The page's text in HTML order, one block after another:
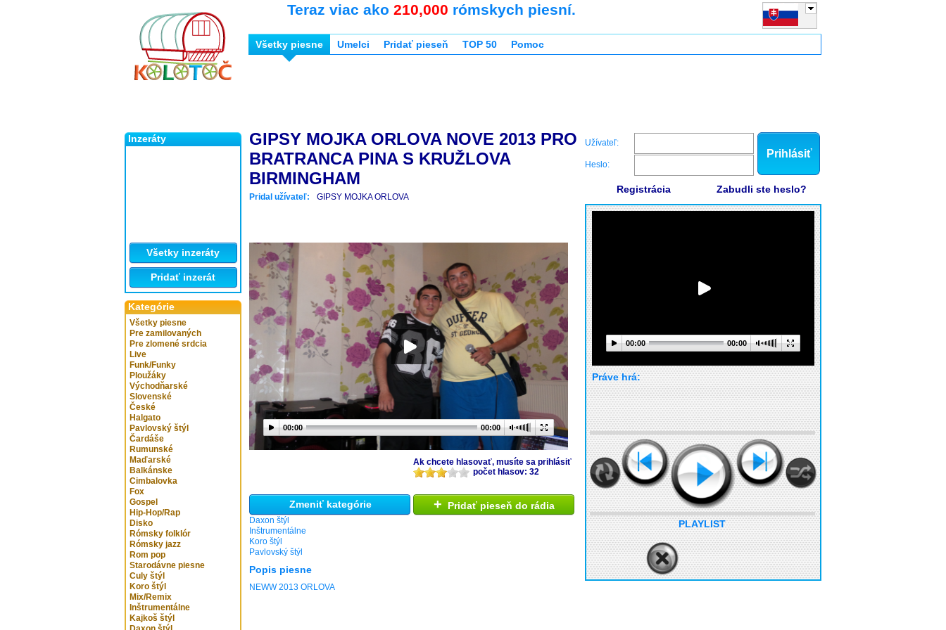
Inzeráty
Všetky inzeráty
Pridať inzerát
Kategórie
Všetky piesne
Pre zamilovaných
Pre zlomené srdcia
Live
Funk/Funky
Ploužáky
Východňarské
Slovenské
České
Halgato
Pavlovský štýl
Čardáše
Rumunské
Maďarské
Balkánske
Cimbalovka
Fox
Gospel
Hip-Hop/Rap
Disko
Rómsky folklór
Rómsky jazz
Rom pop
Starodávne piesne
Culy štýl
Koro štýl
Mix/Remix
Inštrumentálne
Kajkoš štýl
Teraz viac ako 210,000 rómskych piesní.
Všetky piesne Umelci Pridať pieseň TOP 50 Pomoc
GIPSY MOJKA ORLOVA NOVE 2013 PRO
BRATRANCA PINA S KRUŽLOVA
BIRMINGHAM
Pridal užívateľ: GIPSY MOJKA ORLOVA
00:00 00:00
Ak chcete hlasovať, musíte sa prihlásiť
počet hlasov: 32
Zmeniť kategórie
Daxon štýl
Inštrumentálne
Koro štýl
Pavlovský štýl
+ Pridať pieseň do rádia
Popis piesne
NEWW 2013 ORLOVA
Užívateľ:
Heslo:
Prihlásiť
Registrácia Zabudli ste heslo?
00:00 00:00
Práve hrá:
PLAYLIST